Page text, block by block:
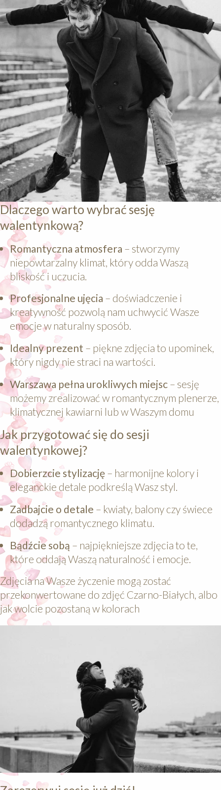
Dlaczego warto wybrać sesję
walentynkową?
Romantyczna atmosfera – stworzymy
niepowtarzalny klimat, który odda Waszą
bliskość i uczucia.
Profesjonalne ujęcia – doświadczenie i
kreatywność pozwolą nam uchwycić Wasze
emocje w naturalny sposób.
Idealny prezent – piękne zdjęcia to upominek,
który nigdy nie straci na wartości.
Warszawa pełna urokliwych miejsc – sesję
możemy zrealizować w romantycznym plenerze,
klimatycznej kawiarni lub w Waszym domu
Jak przygotować się do sesji
walentynkowej?
Dobierzcie stylizację – harmonijne kolory i
eleganckie detale podkreślą Wasz styl.
Zadbajcie o detale – kwiaty, balony czy świece
dodadzą romantycznego klimatu.
Bądźcie sobą – najpiękniejsze zdjęcia to te,
które oddają Waszą naturalność i emocje.
Zdjęcia na Wasze życzenie mogą zostać
przekonwertowane do zdjęć Czarno-Białych, albo
jak wolcie pozostaną w kolorach